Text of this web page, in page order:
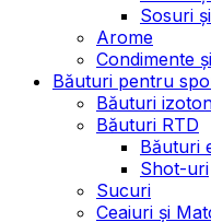
Sosuri
Arome
Condimente
Băuturi pentru
Băuturi
Băuturi RTD
Băuturi
Shot-uri
Sucuri
Ceaiuri și